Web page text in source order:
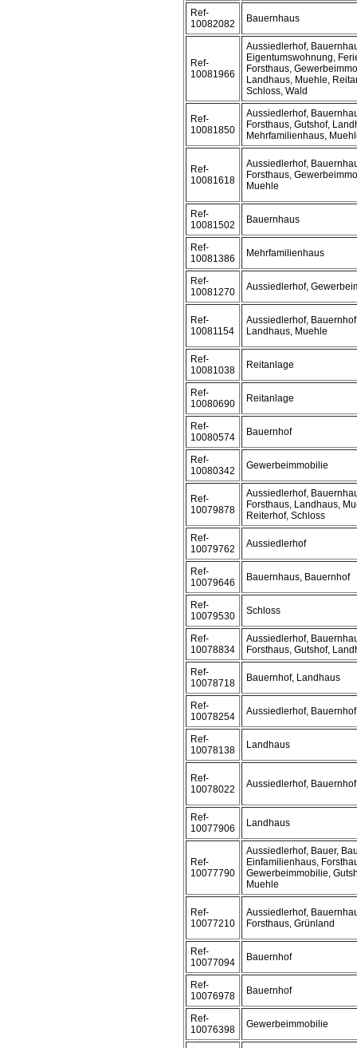
Ref-
10082082
Bauernhaus
Ref-
10081966
Aussiedlerhof,
Eigentumswohnung,
Forsthaus,
Landhaus, Muehle,
Schloss, Wald
Ref-
10081850
Aussiedlerhof,
Forsthaus, Gutshof,
Mehrfamilienhaus,
Ref-
10081618
Aussiedlerhof,
Forsthaus,
Muehle
Ref-
10081502
Bauernhaus
Ref-
10081386
Mehrfamilienhaus
Ref-
10081270
Aussiedlerhof,
Ref-
10081154
Aussiedlerhof,
Landhaus, Muehle
Ref-
10081038
Reitanlage
Ref-
10080690
Reitanlage
Ref-
10080574
Bauernhof
Ref-
10080342
Gewerbeimmobilie
Ref-
10079878
Aussiedlerhof,
Forsthaus, Landhaus,
Reiterhof, Schloss
Ref-
10079762
Aussiedlerhof
Ref-
10079646
Bauernhaus, Bauernhof
Ref-
10079530
Schloss
Ref-
10078834
Aussiedlerhof,
Forsthaus, Gutshof,
Ref-
10078718
Bauernhof, Landhaus
Ref-
10078254
Aussiedlerhof,
Ref-
10078138
Landhaus
Ref-
10078022
Aussiedlerhof,
Ref-
10077906
Landhaus
Ref-
10077790
Aussiedlerhof, Bauer,
Einfamilienhaus,
Gewerbeimmobilie,
Muehle
Ref-
10077210
Aussiedlerhof,
Forsthaus, Grünland
Ref-
10077094
Bauernhof
Ref-
10076978
Bauernhof
Ref-
10076398
Gewerbeimmobilie